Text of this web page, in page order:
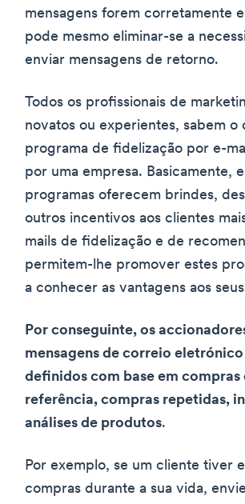
mensagens forem corretamente
pode mesmo eliminar-se a
enviar mensagens de retorno.
Todos os profissionais de
novatos ou experientes, sabem o
programa de fidelização por e-
por uma empresa. Basicamente,
programas oferecem brindes,
outros incentivos aos clientes
mails de fidelização e de
permitem-lhe promover estes
a conhecer as vantagens aos
Por conseguinte, os
mensagens de correio
definidos com base em compras
referência, compras repetidas,
análises de produtos.
Por exemplo, se um cliente tiver
compras durante a sua vida,